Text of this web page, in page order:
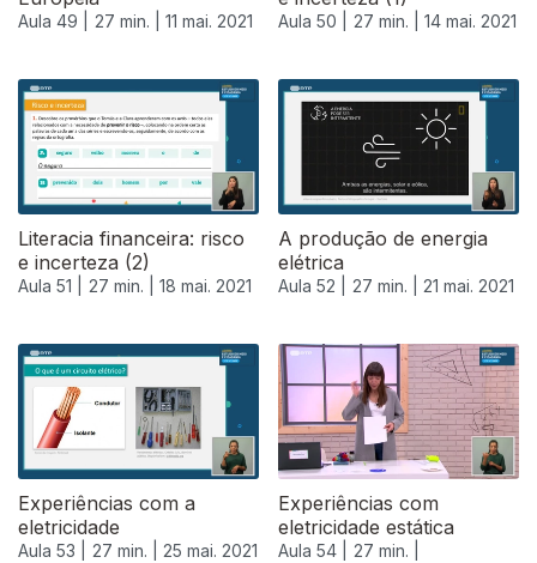
Aula 49 | 27 min. | 11 mai. 2021 Aula 50 | 27 min. | 14 mai. 2021
Literacia financeira: risco
e incerteza (2)
Aula 51 | 27 min. | 18 mai. 2021
A produção de energia
elétrica
Aula 52 | 27 min. | 21 mai. 2021
Experiências com a
eletricidade
Aula 53 | 27 min. | 25 mai. 2021
Experiências com
eletricidade estática
Aula 54 |
27 min. |